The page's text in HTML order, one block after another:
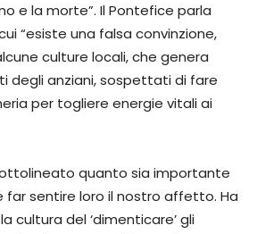
e la morte”. Il Pontefice parla
“esiste una falsa convinzione,
culture locali, che genera
degli anziani, sospettati di fare
per togliere energie vitali ai
quanto sia importante
far sentire loro il nostro affetto. Ha
cultura del ‘dimenticare’ gli